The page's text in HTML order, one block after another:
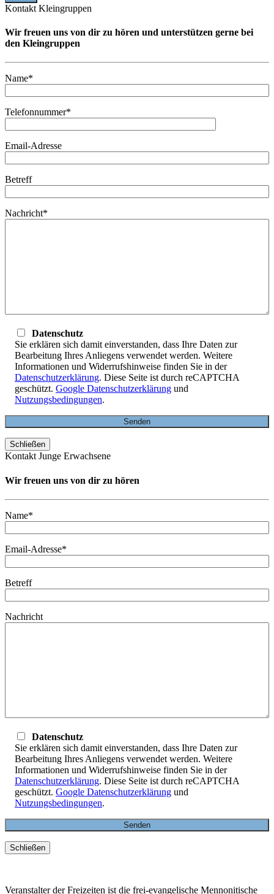
Kontakt Kleingruppen
Wir freuen uns von dir zu hören und unterstützen gerne bei
den Kleingruppen
Name*
Telefonnummer*
Email-Adresse
Betreff
Nachricht*
Datenschutz
Sie erklären sich damit einverstanden, dass Ihre Daten zur
Bearbeitung Ihres Anliegens verwendet werden. Weitere
Informationen und Widerrufshinweise finden Sie in der
Datenschutzerklärung. Diese Seite ist durch reCAPTCHA
geschützt. Google Datenschutzerklärung und
Nutzungsbedingungen.
Schließen
Kontakt Junge Erwachsene
Wir freuen uns von dir zu hören
Name*
Email-Adresse*
Betreff
Nachricht
Datenschutz
Sie erklären sich damit einverstanden, dass Ihre Daten zur
Bearbeitung Ihres Anliegens verwendet werden. Weitere
Informationen und Widerrufshinweise finden Sie in der
Datenschutzerklärung. Diese Seite ist durch reCAPTCHA
geschützt. Google Datenschutzerklärung und
Nutzungsbedingungen.
Schließen
Veranstalter der Freizeiten ist die frei-evangelische Mennonitische